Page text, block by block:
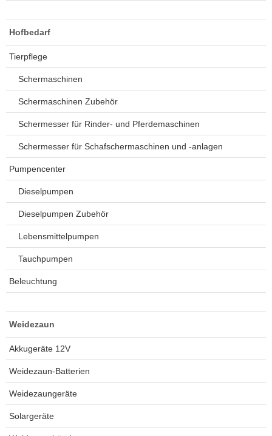
Hofbedarf
Tierpflege
Schermaschinen
Schermaschinen Zubehör
Schermesser für Rinder- und Pferdemaschinen
Schermesser für Schafschermaschinen und -anlagen
Pumpencenter
Dieselpumpen
Dieselpumpen Zubehör
Lebensmittelpumpen
Tauchpumpen
Beleuchtung
Weidezaun
Akkugeräte 12V
Weidezaun-Batterien
Weidezaungeräte
Solargeräte